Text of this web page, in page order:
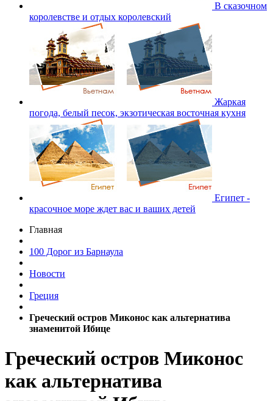
В сказочном
королевстве и отдых королевский
Жаркая
погода, белый песок, экзотическая восточная кухня
Египет -
красочное море ждет вас и ваших детей
Главная
100 Дорог из Барнаула
Новости
Греция
Греческий остров Миконос как альтернатива
знаменитой Ибице
Греческий остров Миконос
как альтернатива